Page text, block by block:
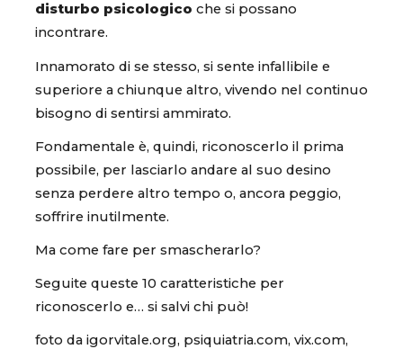
disturbo psicologico che si possano
incontrare.
Innamorato di se stesso, si sente infallibile e
superiore a chiunque altro, vivendo nel continuo
bisogno di sentirsi ammirato.
Fondamentale è, quindi, riconoscerlo il prima
possibile, per lasciarlo andare al suo desino
senza perdere altro tempo o, ancora peggio,
soffrire inutilmente.
Ma come fare per smascherarlo?
Seguite queste 10 caratteristiche per
riconoscerlo e… si salvi chi può!
foto da igorvitale.org, psiquiatria.com, vix.com,